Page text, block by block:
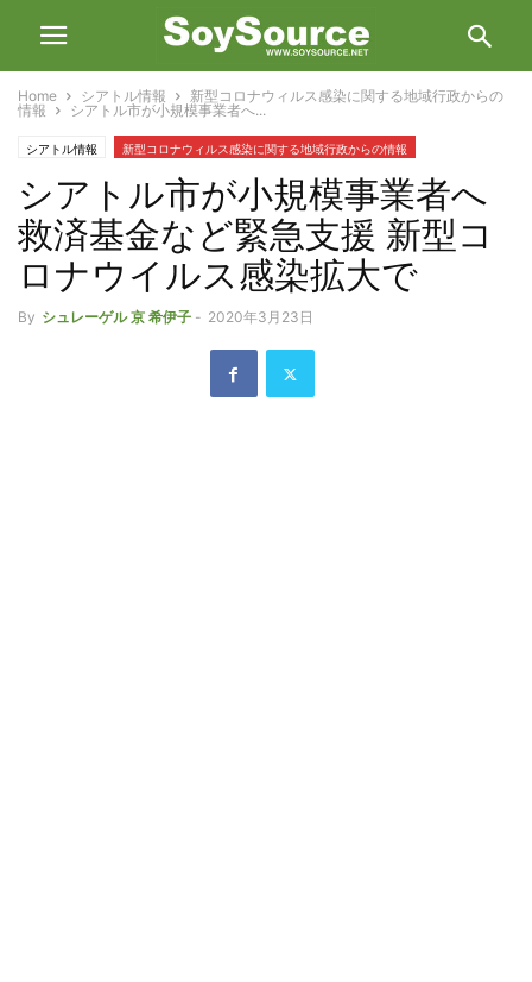
Home シアトル情報
新型コロナウィルス感染に関する地域行政からの
情報
シアトル市が小規模事業者へ...
シアトル情報 新型コロナウィルス感染に関する地域行政からの情報
シアトル市が小規模事業者へ
救済基金など緊急支援 新型コ
ロナウイルス感染拡大で
By シュレーゲル 京 希伊子 - 2020年3月23日